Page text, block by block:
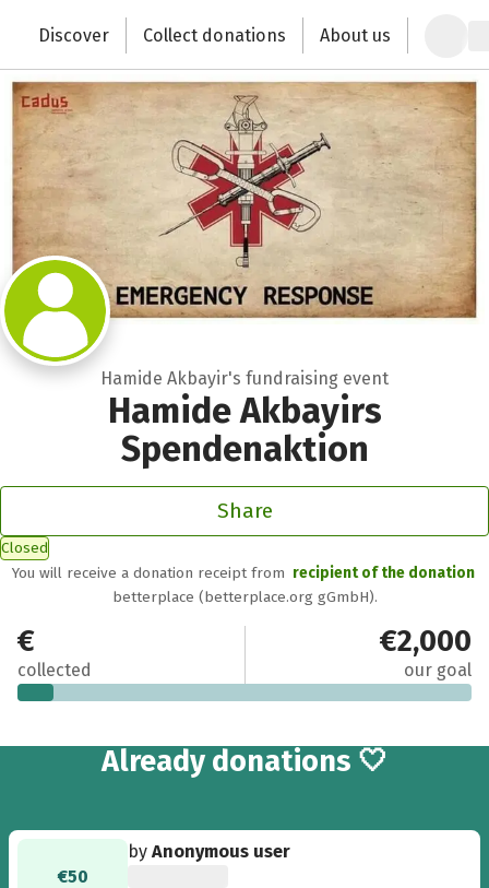
Change the world with your donation
Discover Collect donations About us
Hamide Akbayir's fundraising event
Hamide Akbayirs
Spendenaktion
Share
Closed
You will receive a donation receipt from recipient of the donation
betterplace (betterplace.org gGmbH).
€150
collected
€2,000
our goal
Already 2
donations 🤍
€50
byAnonymous user